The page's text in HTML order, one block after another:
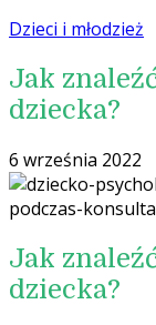
Dzieci i młodzież
Jak
dziecka?
6 września 2022
Jak
dziecka?